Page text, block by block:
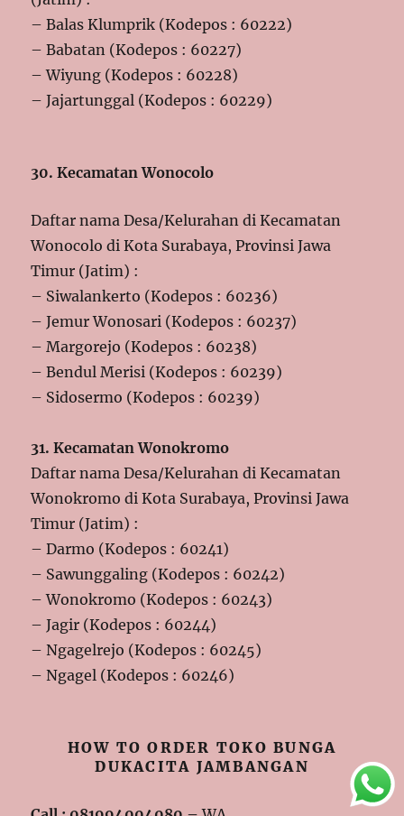
– Balas Klumprik (Kodepos : 60222)
– Babatan (Kodepos : 60227)
– Wiyung (Kodepos : 60228)
– Jajartunggal (Kodepos : 60229)
30. Kecamatan Wonocolo
Daftar nama Desa/Kelurahan di Kecamatan
Wonocolo di Kota Surabaya, Provinsi Jawa
Timur (Jatim) :
– Siwalankerto (Kodepos : 60236)
– Jemur Wonosari (Kodepos : 60237)
– Margorejo (Kodepos : 60238)
– Bendul Merisi (Kodepos : 60239)
– Sidosermo (Kodepos : 60239)
31. Kecamatan Wonokromo
Daftar nama Desa/Kelurahan di Kecamatan
Wonokromo di Kota Surabaya, Provinsi Jawa
Timur (Jatim) :
– Darmo (Kodepos : 60241)
– Sawunggaling (Kodepos : 60242)
– Wonokromo (Kodepos : 60243)
– Jagir (Kodepos : 60244)
– Ngagelrejo (Kodepos : 60245)
– Ngagel (Kodepos : 60246)
HOW TO ORDER TOKO BUNGA
DUKACITA JAMBANGAN